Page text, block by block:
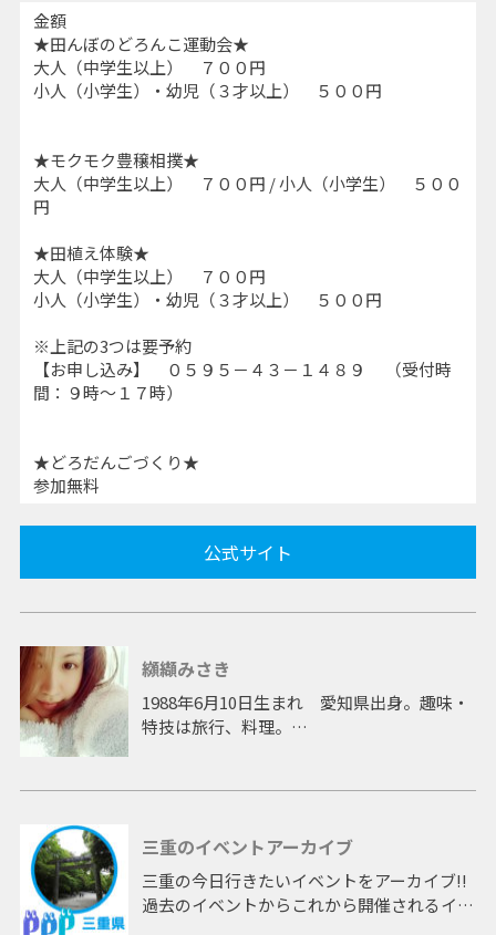
金額
★田んぼのどろんこ運動会★
大人（中学生以上） ７００円
小人（小学生）・幼児（３才以上） ５００円
★モクモク豊穣相撲★
大人（中学生以上） ７００円 / 小人（小学生） ５００
円
★田植え体験★
大人（中学生以上） ７００円
小人（小学生）・幼児（３才以上） ５００円
※上記の3つは要予約
【お申し込み】 ０５９５－４３－１４８９ （受付時
間：９時～１７時）
★どろだんごづくり★
参加無料
公式サイト
纐纈みさき
1988年6月10日生まれ 愛知県出身。趣味・
特技は旅行、料理。
めている。
[TV] H13～15 NHK中学生日記出演 / H18～
20 中京テレビ TA☆ROレギュラー出演 / H20
三重のイベントアーカイブ
三重の今日行きたいイベントをアーカイブ!!
過去のイベントからこれから開催されるイベ